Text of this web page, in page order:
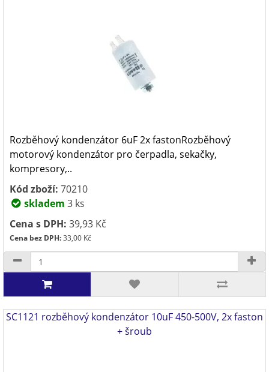
Rozběhový kondenzátor 6uF 2x fastonRozběhový
motorový kondenzátor pro čerpadla, sekačky,
kompresory,..
Kód zboží: 70210
skladem 3 ks
Cena s DPH: 39,93 Kč
Cena bez DPH:33,00 Kč
SC1121 rozběhový kondenzátor 10uF 450-500V, 2x faston
+ šroub